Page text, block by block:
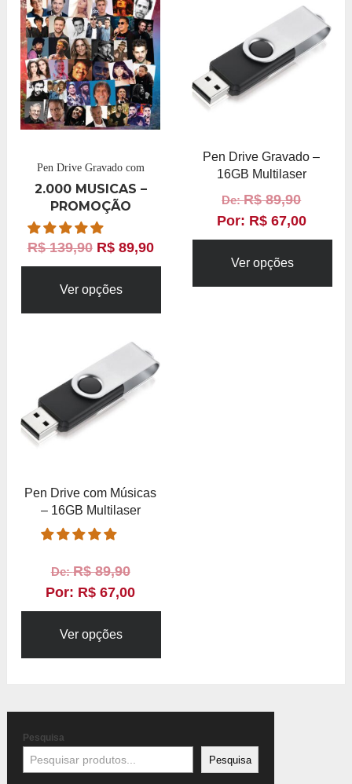
Pen Drive Gravado com
2.000 MUSICAS –
PROMOÇÃO
R$139,90 R$89,90
Ver opções
Pen Drive Gravado –
16GB Multilaser
De:R$89,90
Por: R$67,00
Ver opções
Pen Drive com Músicas
– 16GB Multilaser
De:R$89,90
Por: R$ 67,00
Ver opções
Pesquisa
Pesquisa